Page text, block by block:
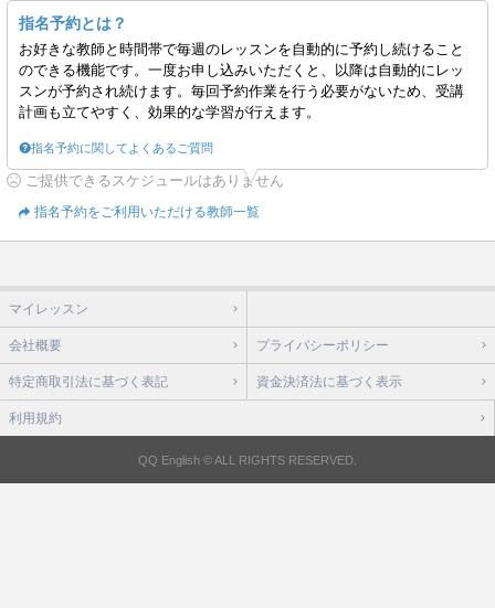
指名予約とは？
お好きな教師と時間帯で毎週のレッスンを自動的に予約し続けること
のできる機能です。一度お申し込みいただくと、以降は自動的にレッ
スンが予約され続けます。毎回予約作業を行う必要がないため、受講
計画も立てやすく、効果的な学習が行えます。
指名予約に関してよくあるご質問
ご提供できるスケジュールはありません
指名予約をご利用いただける教師一覧
マイレッスン
会社概要 プライバシーポリシー
特定商取引法に基づく表記 資金決済法に基づく表示
利用規約
QQ English © ALL RIGHTS RESERVED.